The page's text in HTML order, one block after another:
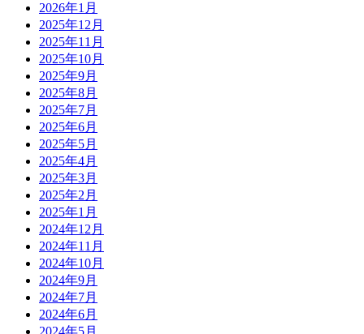
2026年1月
2025年12月
2025年11月
2025年10月
2025年9月
2025年8月
2025年7月
2025年6月
2025年5月
2025年4月
2025年3月
2025年2月
2025年1月
2024年12月
2024年11月
2024年10月
2024年9月
2024年7月
2024年6月